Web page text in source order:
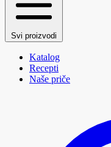
Svi proizvodi
Katalog
Recepti
Naše priče